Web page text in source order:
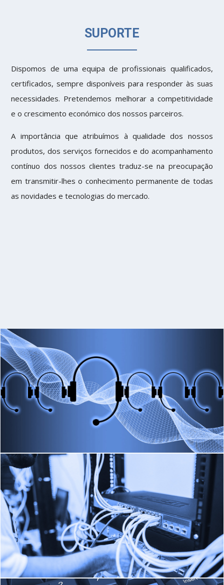
SUPORTE
Dispomos de uma equipa de profissionais qualificados,
certificados, sempre disponíveis para responder às suas
necessidades. Pretendemos melhorar a competitividade
e o crescimento económico dos nossos parceiros.
A importância que atribuímos à qualidade dos nossos
produtos, dos serviços fornecidos e do acompanhamento
contínuo dos nossos clientes traduz-se na preocupação
em transmitir-lhes o conhecimento permanente de todas
as novidades e tecnologias do mercado.
LINHA DE APOIO
Saber Mais
ON SITE
Saber mais